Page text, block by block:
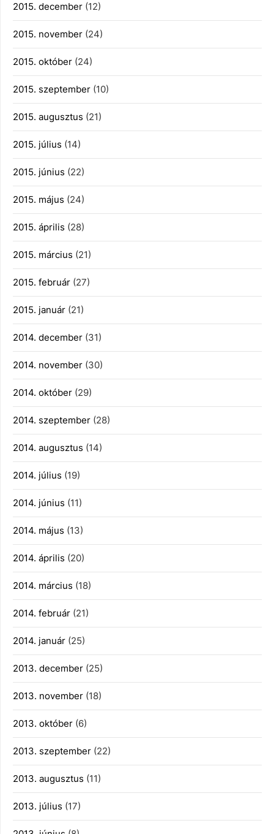
2015. december (12)
2015. november (24)
2015. október (24)
2015. szeptember (10)
2015. augusztus (21)
2015. július (14)
2015. június (22)
2015. május (24)
2015. április (28)
2015. március (21)
2015. február (27)
2015. január (21)
2014. december (31)
2014. november (30)
2014. október (29)
2014. szeptember (28)
2014. augusztus (14)
2014. július (19)
2014. június (11)
2014. május (13)
2014. április (20)
2014. március (18)
2014. február (21)
2014. január (25)
2013. december (25)
2013. november (18)
2013. október (6)
2013. szeptember (22)
2013. augusztus (11)
2013. július (17)